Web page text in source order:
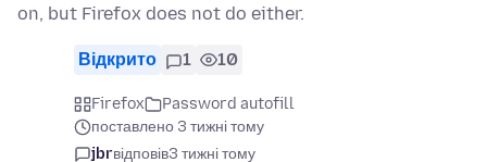
on, but Firefox does not do either.
Відкрито 1 10
Firefox
Password autofill
поставлено 3 тижні тому
jbrвідповів3 тижні тому